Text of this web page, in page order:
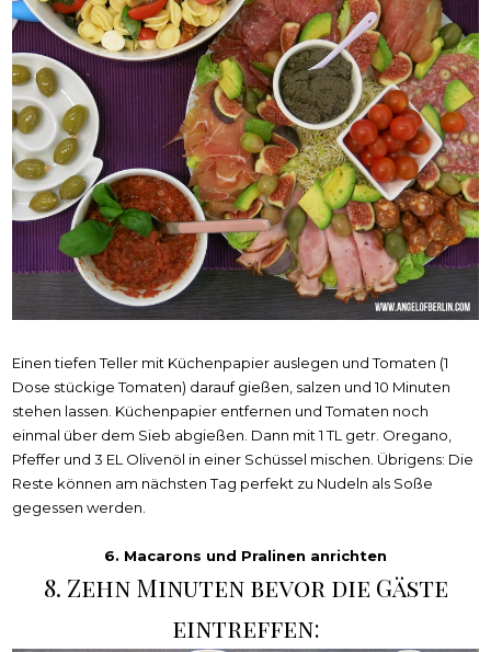
Einen tiefen Teller mit Küchenpapier auslegen und Tomaten (1
Dose stückige Tomaten) darauf gießen, salzen und 10 Minuten
stehen lassen. Küchenpapier entfernen und Tomaten noch
einmal über dem Sieb abgießen. Dann mit 1 TL getr. Oregano,
Pfeffer und 3 EL Olivenöl in einer Schüssel mischen. Übrigens: Die
Reste können am nächsten Tag perfekt zu Nudeln als Soße
gegessen werden.
6. Macarons und Pralinen anrichten
8. Zehn Minuten bevor die Gäste
eintreffen: